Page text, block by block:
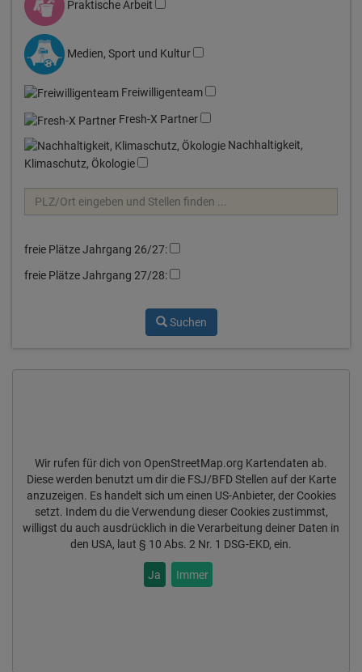
Praktische Arbeit
Medien, Sport und Kultur
Freiwilligenteam
Fresh-X Partner
Nachhaltigkeit,
Klimaschutz, Ökologie
freie Plätze Jahrgang 26/27:
freie Plätze Jahrgang 27/28:
Suchen
Wir rufen für dich von OpenStreetMap.org Kartendaten ab.
Diese werden benutzt um dir die FSJ/BFD Stellen auf der Karte
anzuzeigen. Es handelt sich um einen US-Anbieter, der Cookies
setzt. Indem du die Verwendung dieser Cookies zustimmst,
willigst du auch ausdrücklich in die Verarbeitung deiner Daten in
den USA, laut § 10 Abs. 2 Nr. 1 DSG-EKD, ein.
Ja Immer